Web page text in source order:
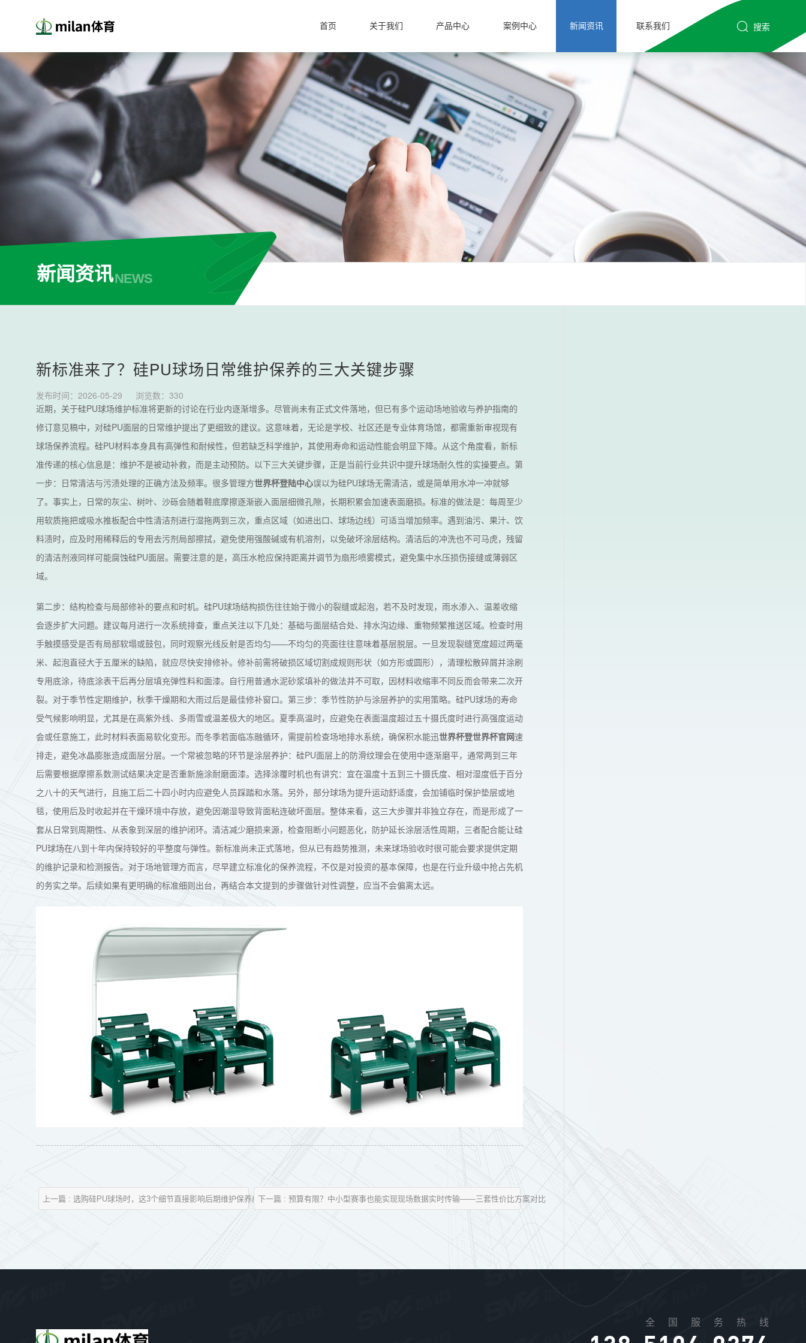
首页 关于我们 产品中心 案例中心 新闻资讯 联系我们 搜索
新闻资讯NEWS
新标准来了？硅PU球场日常维护保养的三大关键步骤
发布时间：2026-05-29 浏览数： 330
近期，关于硅PU球场维护标准将更新的讨论在行业内逐渐增多。尽管尚未有正式文件落地，但已有多个运动场地验收与养护指南的
修订意见稿中，对硅PU面层的日常维护提出了更细致的建议。这意味着，无论是学校、社区还是专业体育场馆，都需重新审视现有
球场保养流程。硅PU材料本身具有高弹性和耐候性，但若缺乏科学维护，其使用寿命和运动性能会明显下降。从这个角度看，新标
准传递的核心信息是：维护不是被动补救，而是主动预防。以下三大关键步骤，正是当前行业共识中提升球场耐久性的实操要点。第
一步：日常清洁与污渍处理的正确方法及频率。很多管理方世界杯登陆中心误以为硅PU球场无需清洁，或是简单用水冲一冲就够
了。事实上，日常的灰尘、树叶、沙砾会随着鞋底摩擦逐渐嵌入面层细微孔隙，长期积累会加速表面磨损。标准的做法是：每周至少
用软质拖把或吸水推板配合中性清洁剂进行湿拖两到三次，重点区域（如进出口、球场边线）可适当增加频率。遇到油污、果汁、饮
料渍时，应及时用稀释后的专用去污剂局部擦拭，避免使用强酸碱或有机溶剂，以免破坏涂层结构。清洁后的冲洗也不可马虎，残留
的清洁剂液同样可能腐蚀硅PU面层。需要注意的是，高压水枪应保持距离并调节为扇形喷雾模式，避免集中水压损伤接缝或薄弱区
域。
第二步：结构检查与局部修补的要点和时机。硅PU球场结构损伤往往始于微小的裂缝或起泡，若不及时发现，雨水渗入、温差收缩
会逐步扩大问题。建议每月进行一次系统排查，重点关注以下几处：基础与面层结合处、排水沟边缘、重物频繁推送区域。检查时用
手触摸感受是否有局部软塌或鼓包，同时观察光线反射是否均匀——不均匀的亮面往往意味着基层脱层。一旦发现裂缝宽度超过两毫
米、起泡直径大于五厘米的缺陷，就应尽快安排修补。修补前需将破损区域切割成规则形状（如方形或圆形），清理松散碎屑并涂刷
专用底涂，待底涂表干后再分层填充弹性料和面漆。自行用普通水泥砂浆填补的做法并不可取，因材料收缩率不同反而会带来二次开
裂。对于季节性定期维护，秋季干燥期和大雨过后是最佳修补窗口。第三步：季节性防护与涂层养护的实用策略。硅PU球场的寿命
受气候影响明显，尤其是在高紫外线、多雨雪或温差极大的地区。夏季高温时，应避免在表面温度超过五十摄氏度时进行高强度运动
会或任意施工，此时材料表面易软化变形。而冬季若面临冻融循环，需提前检查场地排水系统，确保积水能迅世界杯登世界杯官网速
排走，避免冰晶膨胀造成面层分层。一个常被忽略的环节是涂层养护：硅PU面层上的防滑纹理会在使用中逐渐磨平，通常两到三年
后需要根据摩擦系数测试结果决定是否重新施涂耐磨面漆。选择涂覆时机也有讲究：宜在温度十五到三十摄氏度、相对湿度低于百分
之八十的天气进行，且施工后二十四小时内应避免人员踩踏和水落。另外，部分球场为提升运动舒适度，会加铺临时保护垫层或地
毯，使用后及时收起并在干燥环境中存放，避免因潮湿导致背面粘连破坏面层。整体来看，这三大步骤并非独立存在，而是形成了一
套从日常到周期性、从表象到深层的维护闭环。清洁减少磨损来源，检查阻断小问题恶化，防护延长涂层活性周期，三者配合能让硅
PU球场在八到十年内保持较好的平整度与弹性。新标准尚未正式落地，但从已有趋势推测，未来球场验收时很可能会要求提供定期
的维护记录和检测报告。对于场地管理方而言，尽早建立标准化的保养流程，不仅是对投资的基本保障，也是在行业升级中抢占先机
的务实之举。后续如果有更明确的标准细则出台，再结合本文提到的步骤做针对性调整，应当不会偏离太远。
上一篇 : 选购硅PU球场时，这3个细节直接影响后期维护保养成本下一篇 : 预算有限？中小型赛事也能实现现场数据实时传输——三套性价比方案对比
全国服务热线